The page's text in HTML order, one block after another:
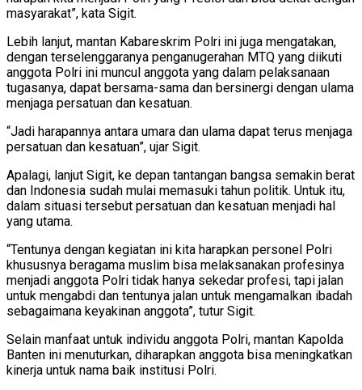
masyarakat”, kata Sigit.
Lebih lanjut, mantan Kabareskrim Polri ini juga mengatakan,
dengan terselenggaranya penganugerahan MTQ yang diikuti
anggota Polri ini muncul anggota yang dalam pelaksanaan
tugasanya, dapat bersama-sama dan bersinergi dengan ulama
menjaga persatuan dan kesatuan.
“Jadi harapannya antara umara dan ulama dapat terus menjaga
persatuan dan kesatuan”, ujar Sigit.
Apalagi, lanjut Sigit, ke depan tantangan bangsa semakin berat
dan Indonesia sudah mulai memasuki tahun politik. Untuk itu,
dalam situasi tersebut persatuan dan kesatuan menjadi hal
yang utama.
“Tentunya dengan kegiatan ini kita harapkan personel Polri
khususnya beragama muslim bisa melaksanakan profesinya
menjadi anggota Polri tidak hanya sekedar profesi, tapi jalan
untuk mengabdi dan tentunya jalan untuk mengamalkan ibadah
sebagaimana keyakinan anggota”, tutur Sigit.
Selain manfaat untuk individu anggota Polri, mantan Kapolda
Banten ini menuturkan, diharapkan anggota bisa meningkatkan
kinerja untuk nama baik institusi Polri.